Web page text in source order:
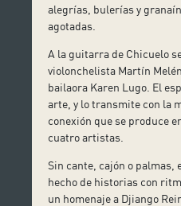
alegrías, bulerías y
agotadas.
A la guitarra de Chicuelo
violonchelista Martín
bailaora Karen Lugo. El
arte, y lo transmite con la
conexión que se produce
cuatro artistas.
Sin cante, cajón o palmas,
hecho de historias con
un homenaje a Djiango